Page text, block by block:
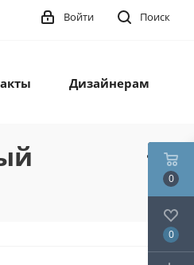
Поиск
Войти
Дизайнерам
0
0